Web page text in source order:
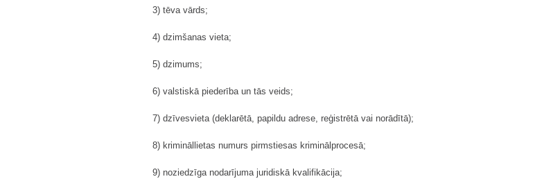
3) tēva vārds;
4) dzimšanas vieta;
5) dzimums;
6) valstiskā piederība un tās veids;
7) dzīvesvieta (deklarētā, papildu adrese, reģistrētā vai norādītā);
8) krimināllietas numurs pirmstiesas kriminālprocesā;
9) noziedzīga nodarījuma juridiskā kvalifikācija;